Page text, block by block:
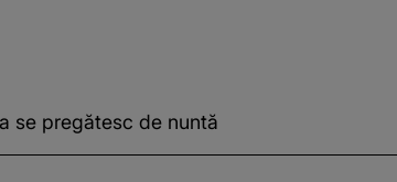
se pregătesc de nuntă